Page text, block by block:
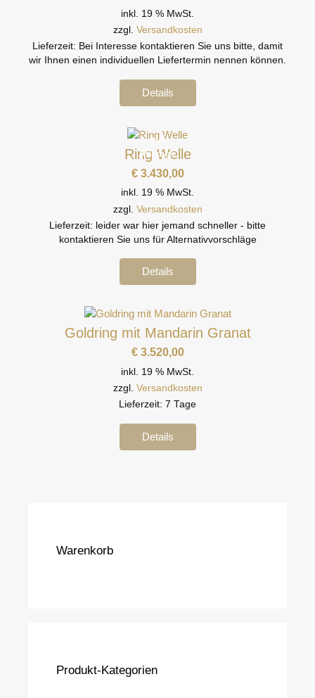
inkl. 19 % MwSt.
zzgl. Versandkosten
Lieferzeit: Bei Interesse kontaktieren Sie uns bitte, damit
wir Ihnen einen individuellen Liefertermin nennen können.
Details
auf
Anfrage
Ring Welle
€3.430,00
inkl. 19 % MwSt.
zzgl. Versandkosten
Lieferzeit: leider war hier jemand schneller - bitte
kontaktieren Sie uns für Alternativvorschläge
Details
Goldring mit Mandarin Granat
€3.520,00
inkl. 19 % MwSt.
zzgl. Versandkosten
Lieferzeit: 7 Tage
Details
Warenkorb
Produkt-Kategorien